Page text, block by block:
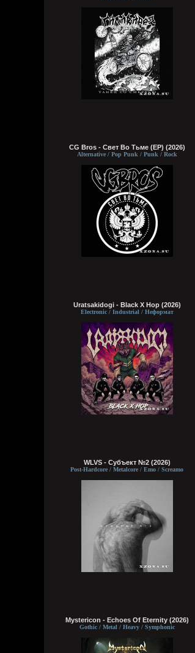
CG Bros - Свет Во Тьме (EP) (2026)
Alternative / Pop Punk / Punk / Rock
Uratsakidogi - Black X Hop (2026)
Electronic / Industrial / Неформат
WLVS - Субъект №2 (2026)
Post-Hardcore / Metalcore / Emo / Screamo
Mystericon - Echoes Of Eternity (2026)
Gothic / Metal / Heavy / Symphonic